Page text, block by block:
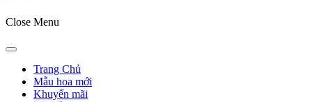
Close Menu
Trang Chủ
Mẫu hoa mới
Khuyến mãi